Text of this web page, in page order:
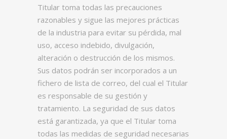
Titular toma todas las precauciones
razonables y sigue las mejores prácticas
de la industria para evitar su pérdida, mal
uso, acceso indebido, divulgación,
alteración o destrucción de los mismos.
Sus datos podrán ser incorporados a un
fichero de lista de correo, del cual el Titular
es responsable de su gestión y
tratamiento. La seguridad de sus datos
está garantizada, ya que el Titular toma
todas las medidas de seguridad necesarias